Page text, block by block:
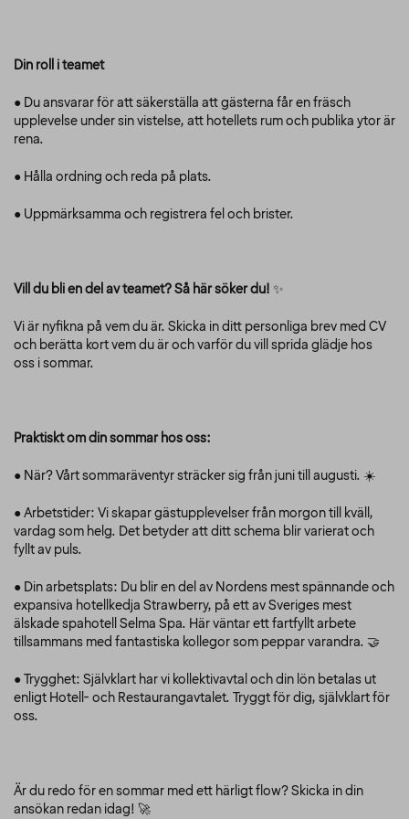
Din roll i teamet
● Du ansvarar för att säkerställa att gästerna får en fräsch
upplevelse under sin vistelse, att hotellets rum och publika ytor är
rena.
● Hålla ordning och reda på plats.
● Uppmärksamma och registrera fel och brister.
Vill du bli en del av teamet? Så här söker du! ✨
Vi är nyfikna på vem du är. Skicka in ditt personliga brev med CV
och berätta kort vem du är och varför du vill sprida glädje hos
oss i sommar.
Praktiskt om din sommar hos oss:
● När? Vårt sommaräventyr sträcker sig från juni till augusti. ☀️
● Arbetstider: Vi skapar gästupplevelser från morgon till kväll,
vardag som helg. Det betyder att ditt schema blir varierat och
fyllt av puls.
● Din arbetsplats: Du blir en del av Nordens mest spännande och
expansiva hotellkedja Strawberry, på ett av Sveriges mest
älskade spahotell Selma Spa. Här väntar ett fartfyllt arbete
tillsammans med fantastiska kollegor som peppar varandra. 🤝
● Trygghet: Självklart har vi kollektivavtal och din lön betalas ut
enligt Hotell- och Restaurangavtalet. Tryggt för dig, självklart för
oss.
Är du redo för en sommar med ett härligt flow? Skicka in din
ansökan redan idag! 🚀